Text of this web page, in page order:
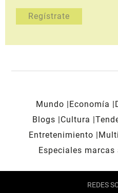
Mundo Economía
Blogs
Cultura
Entretenimiento
Especiales marcas
REDES